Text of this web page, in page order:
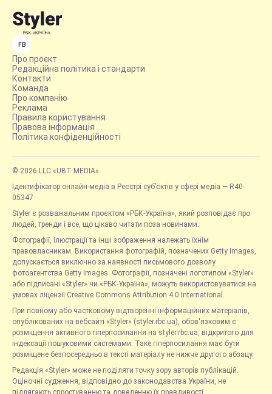
FB
Про проєкт
Редакційна політика і стандарти
Контакти
Команда
Про компанію
Реклама
Правила користування
Правова інформація
Політика конфіденційності
© 2026 LLC «UBT MEDIA»
Ідентифікатор онлайн-медіа в Реєстрі суб’єктів у сфері медіа — R40-
05347
Styler є розважальним проєктом «РБК-Україна», який розповідає про
людей, тренди і все, що цікаво читати поза новинами.
Фотографії, ілюстрації та інші зображення належать їхнім
правовласникам. Використання фотографій, позначених Getty Images,
допускається виключно за наявності письмового дозволу
фотоагентства Getty Images. Фотографії, позначені логотипом «Styler»
або підписані «Styler» чи «РБК-Україна», можуть використовуватися на
умовах ліцензії Creative Commons Attribution 4.0 International.
При повному або частковому відтворенні інформаційних матеріалів,
опублікованих на вебсайті «Styler» (styler.rbc.ua), обов'язковим є
розміщення активного гіперпосилання на styler.rbc.ua, відкритого для
індексації пошуковими системами. Таке гіперпосилання має бути
розміщене безпосередньо в тексті матеріалу не нижче другого абзацу.
Редакція «Styler» може не поділяти точку зору авторів публікацій.
Оціночні судження, відповідно до законодавства України, не